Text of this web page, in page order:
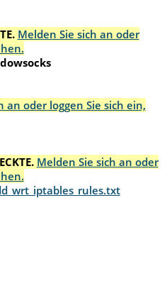
Melden Sie sich an oder
an oder loggen Sie sich ein,
Melden Sie sich an oder